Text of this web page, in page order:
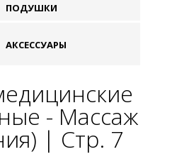
ПОДУШКИ
АКСЕССУАРЫ
- Массаж
| Стр. 7